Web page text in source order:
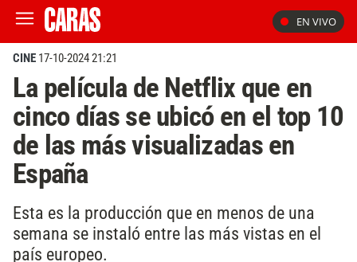
EN VIVO
CINE 17-10-2024 21:21
La película de Netflix que en
cinco días se ubicó en el top 10
de las más visualizadas en
España
Esta es la producción que en menos de una
semana se instaló entre las más vistas en el
país europeo.